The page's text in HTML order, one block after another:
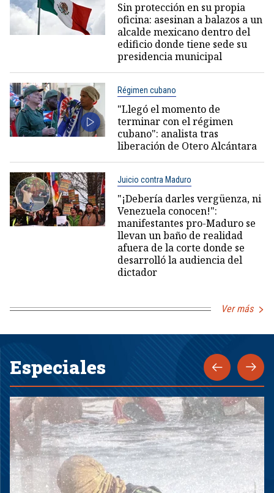
Sin protección en su propia
oficina: asesinan a balazos a un
alcalde mexicano dentro del
edificio donde tiene sede su
presidencia municipal
Régimen cubano
"Llegó el momento de
terminar con el régimen
cubano": analista tras
liberación de Otero Alcántara
Juicio contra Maduro
"¡Debería darles vergüenza, ni
Venezuela conocen!":
manifestantes pro-Maduro se
llevan un baño de realidad
afuera de la corte donde se
desarrolló la audiencia del
dictador
Ver más
Especiales